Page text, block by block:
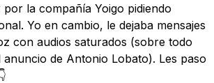
por la compañía Yoigo pidiendo
Yo en cambio, le dejaba mensajes
con audios saturados (sobre todo
anuncio de Antonio Lobato). Les paso